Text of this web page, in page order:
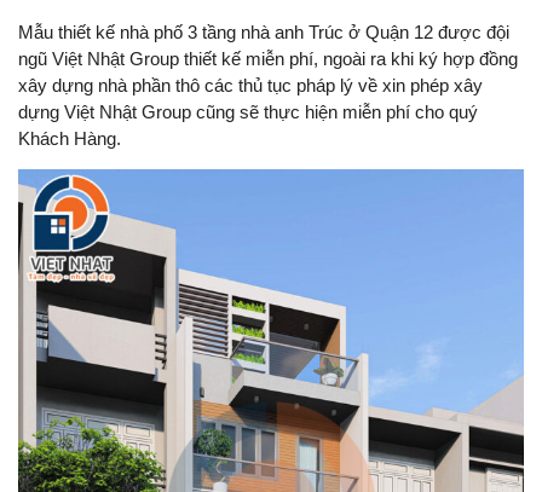
Mẫu thiết kế nhà phố 3 tầng nhà anh Trúc ở Quận 12 được đội
ngũ Việt Nhật Group thiết kế miễn phí, ngoài ra khi ký hợp đồng
xây dựng nhà phần thô các thủ tục pháp lý về xin phép xây
dựng Việt Nhật Group cũng sẽ thực hiện miễn phí cho quý
Khách Hàng.